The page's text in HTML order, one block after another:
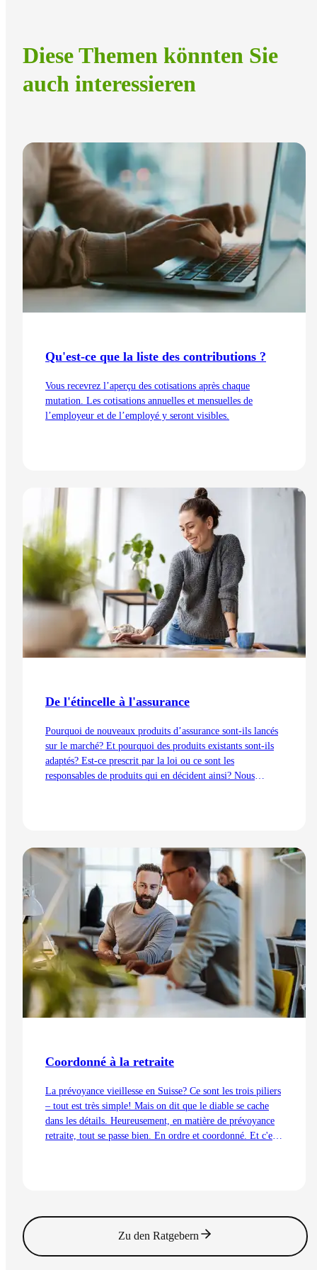
Diese Themen könnten Sie
auch interessieren
Qu'est-ce que la liste des contributions ?
Vous recevrez l’aperçu des cotisations après chaque
mutation. Les cotisations annuelles et mensuelles de
l’employeur et de l’employé y seront visibles.
Lire l'article
De l'étincelle à l'assurance
Pourquoi de nouveaux produits d’assurance sont-ils lancés
sur le marché? Et pourquoi des produits existants sont-ils
adaptés? Est-ce prescrit par la loi ou ce sont les
responsables de produits qui en décident ainsi? Nous
Lire l'article
Coordonné à la retraite
La prévoyance vieillesse en Suisse? Ce sont les trois piliers
– tout est très simple! Mais on dit que le diable se cache
dans les détails. Heureusement, en matière de prévoyance
retraite, tout se passe bien. En ordre et coordonné. Et c'est
Zu den Ratgebern